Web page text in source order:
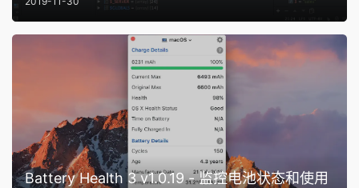
Battery Health 3 v1.0.19 - 监控电池状态和使用